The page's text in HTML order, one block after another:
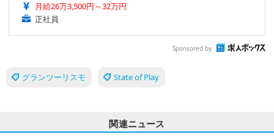
月給26万3,500円～32万円
正社員
Sponsored by
グランツーリスモ State of Play
関連ニュース